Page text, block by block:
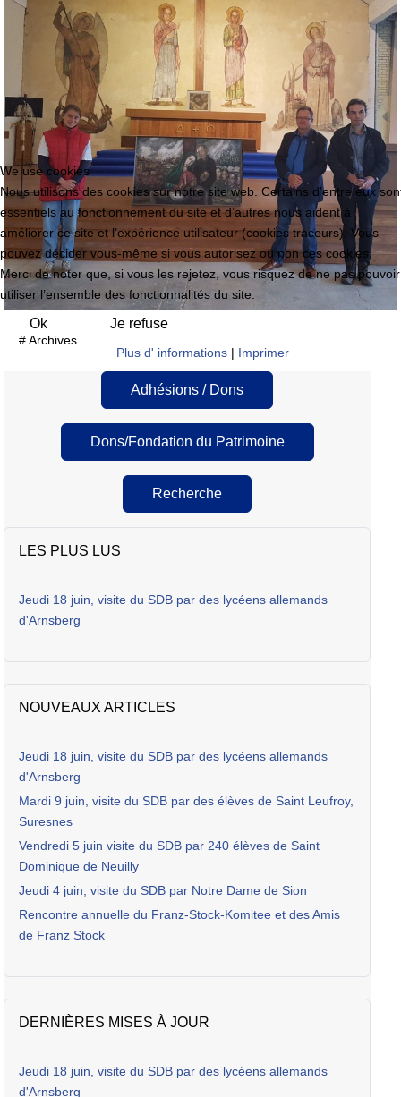
# Archives
Adhésions / Dons
Dons/Fondation du Patrimoine
Recherche
LES PLUS LUS
Jeudi 18 juin, visite du SDB par des lycéens allemands
d'Arnsberg
NOUVEAUX ARTICLES
Jeudi 18 juin, visite du SDB par des lycéens allemands
d'Arnsberg
Mardi 9 juin, visite du SDB par des élèves de Saint Leufroy,
Suresnes
Vendredi 5 juin visite du SDB par 240 élèves de Saint
Dominique de Neuilly
Jeudi 4 juin, visite du SDB par Notre Dame de Sion
Rencontre annuelle du Franz-Stock-Komitee et des Amis
de Franz Stock
DERNIÈRES MISES À JOUR
Jeudi 18 juin, visite du SDB par des lycéens allemands
d'Arnsberg
We use cookies
Nous utilisons des cookies sur notre site web. Certains d’entre eux
essentiels au fonctionnement du site et d’autres nous aident à
améliorer ce site et l’expérience utilisateur (cookies traceurs). Vous
pouvez décider vous-même si vous autorisez ou non ces cookies.
Merci de noter que, si vous les rejetez, vous risquez de ne pas pouvoir
utiliser l’ensemble des fonctionnalités du site.
Ok Je refuse
Plus d' informations | Imprimer